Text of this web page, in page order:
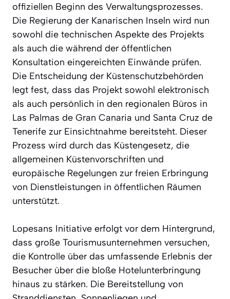
offiziellen Beginn des Verwaltungsprozesses.
Die Regierung der Kanarischen Inseln wird nun
sowohl die technischen Aspekte des Projekts
als auch die während der öffentlichen
Konsultation eingereichten Einwände prüfen.
Die Entscheidung der Küstenschutzbehörden
legt fest, dass das Projekt sowohl elektronisch
als auch persönlich in den regionalen Büros in
Las Palmas de Gran Canaria und Santa Cruz de
Tenerife zur Einsichtnahme bereitsteht. Dieser
Prozess wird durch das Küstengesetz, die
allgemeinen Küstenvorschriften und
europäische Regelungen zur freien Erbringung
von Dienstleistungen in öffentlichen Räumen
unterstützt.
Lopesans Initiative erfolgt vor dem Hintergrund,
dass große Tourismusunternehmen versuchen,
die Kontrolle über das umfassende Erlebnis der
Besucher über die bloße Hotelunterbringung
hinaus zu stärken. Die Bereitstellung von